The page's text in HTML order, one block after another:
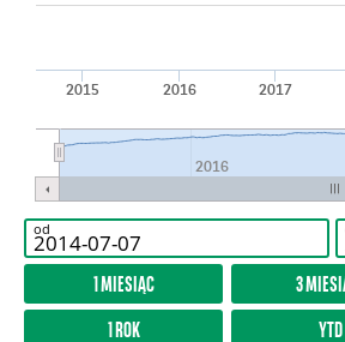
2015 2016 2017
2016
od
1 MIESIĄC 3
1 ROK
YTD